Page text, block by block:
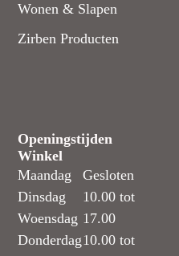
Wonen & Slapen
Zirben Producten
Openingstijden
Winkel
Maandag
Dinsdag
Woensdag
Donderdag
Gesloten
10.00 tot
17.00
10.00 tot